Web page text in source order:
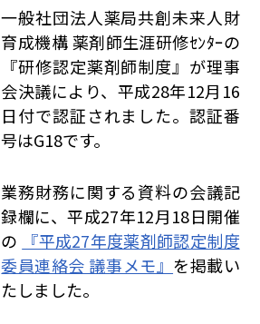
一般社団法人薬局共創未来人財
育成機構 薬剤師生涯研修ｾﾝﾀｰの
『研修認定薬剤師制度』が理事
会決議により、平成28年12月16
日付で認証されました。認証番
号はG18です。
業務財務に関する資料の会議記
録欄に、平成27年12月18日開催
の
『平成27年度薬剤師認定制度
委員連絡会 議事メモ』 を掲載い
たしました。